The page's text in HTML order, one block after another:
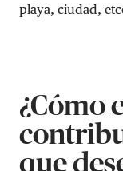
playa, ciudad,
¿Cómo
que